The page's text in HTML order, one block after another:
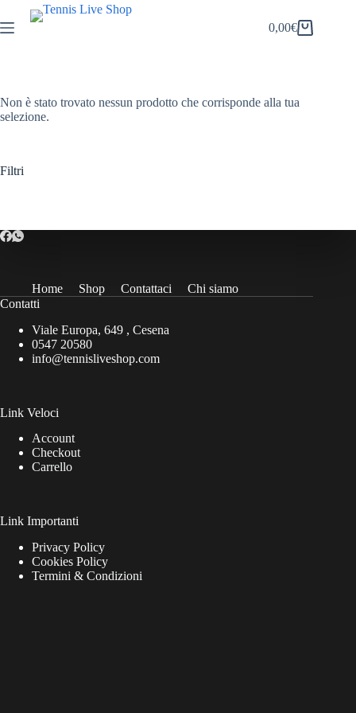
al
contenuto
Carrello
0,00€
Non è stato trovato nessun prodotto che corrisponde alla tua
selezione.
Filtri
Home Shop Contattaci
Chi siamo
Contatti
Viale Europa, 649 , Cesena
0547 20580
info@tennisliveshop.com
Link Veloci
Account
Checkout
Carrello
Link Importanti
Privacy Policy
Cookies Policy
Termini & Condizioni